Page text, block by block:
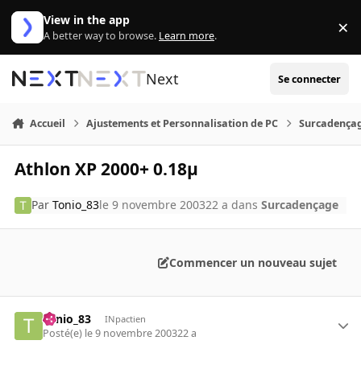
Aller au contenu
View in the app
A better way to browse. Learn more. ×
Next Se connecter
Accueil Ajustements et Personnalisation de PC
Athlon XP 2000+ 0.18µ
ParTonio_83le 9 novembre 200322 a dansSurcadençage
Commencer un nouveau sujet
Tonio_83 INpactien
Posté(e) le 9 novembre 200322 a